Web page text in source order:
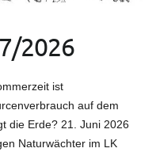
2026
ist
auf dem
die Erde? 21. Juni 2026
Naturwächter im LK